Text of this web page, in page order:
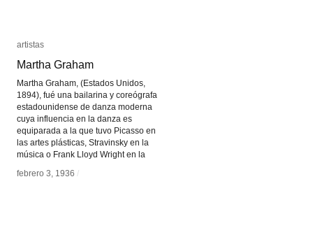
artistas
Martha Graham
Martha Graham, (Estados Unidos,
1894), fué una bailarina y coreógrafa
estadounidense de danza moderna
cuya influencia en la danza es
equiparada a la que tuvo Picasso en
las artes plásticas, Stravinsky en la
música o Frank Lloyd Wright en la
febrero 3, 1936 /
artistas
Martha Graham
febrero 3, 1936 /